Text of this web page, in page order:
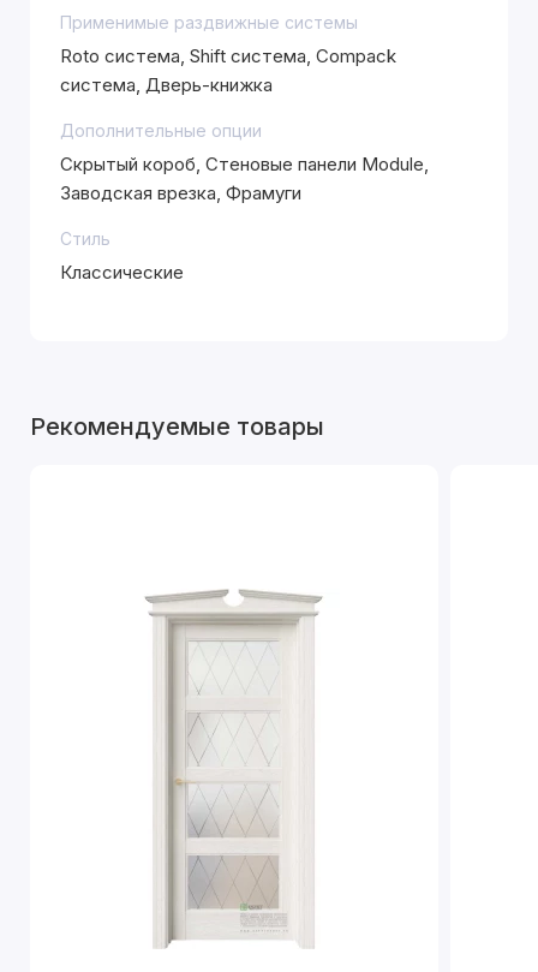
Применимые раздвижные системы
Roto система, Shift система, Compack
система, Дверь-книжка
Дополнительные опции
Скрытый короб, Стеновые панели Module,
Заводская врезка, Фрамуги
Стиль
Классические
Рекомендуемые товары